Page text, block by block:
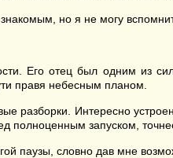
но я не могу
Его отец был одним из
правя небесным планом.
разборки. Интересно
полноценным запуском,
паузы, словно дав мне